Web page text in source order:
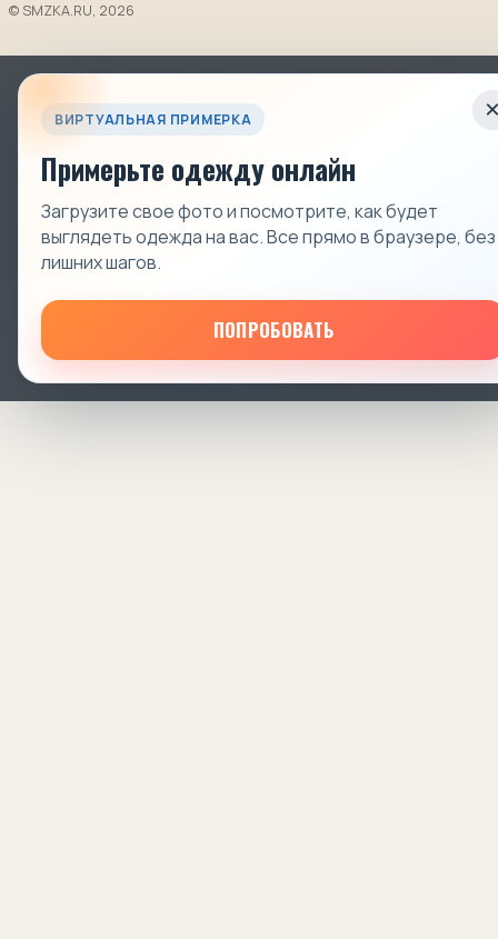
© SMZKA.RU, 2026
ВИРТУАЛЬНАЯ ПРИМЕРКА
Примерьте одежду онлайн
Загрузите свое фото и посмотрите, как будет
выглядеть одежда на вас. Все прямо в браузере, без
лишних шагов.
ПОПРОБОВАТЬ